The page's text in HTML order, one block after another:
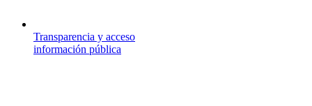
Transparencia y acceso
información pública